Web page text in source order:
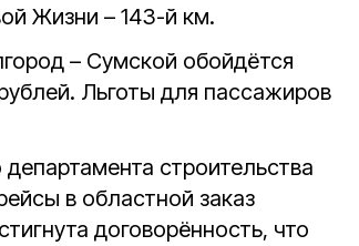
Жизни – 143-й км.
– Сумской обойдётся
Льготы для пассажиров
строительства
в областной заказ
договорённость, что